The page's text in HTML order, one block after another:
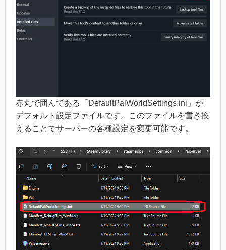
赤丸で囲んである「DefaultPalWorldSettings.ini」が
デフォルト設定ファイルです。このファイルを書き換
えることでサーバーの各種設定を変更可能です。